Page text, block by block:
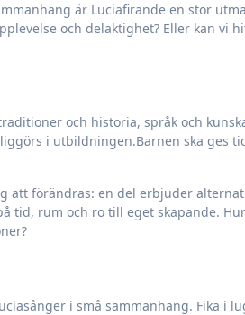
är Luciafirande en stor
och delaktighet? Eller kan vi
och historia, språk och
i utbildningen.Barnen ska ges
att förändras: en del erbjuder
tid, rum och ro till eget skapande.
i små sammanhang. Fika i